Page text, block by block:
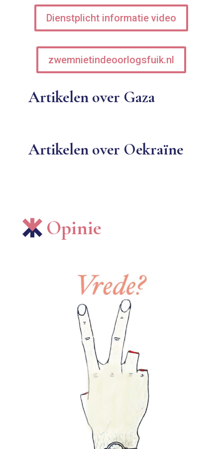
Dienstplicht informatie video
zwemnietindeoorlogsfuik.nl
Artikelen over Gaza
Artikelen over Oekraïne
Opinie